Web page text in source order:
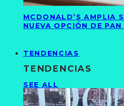
MCDONALD’S AMPLIA
NUEVA OPCIÓN DE
TENDENCIAS
TENDENCIAS
SEE ALL